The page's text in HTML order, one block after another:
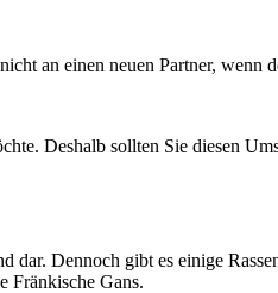
an einen neuen Partner, wenn
Deshalb sollten Sie diesen
dar. Dennoch gibt es einige
Fränkische Gans.